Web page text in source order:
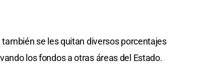
se les quitan diversos porcentajes
los fondos a otras áreas del Estado.